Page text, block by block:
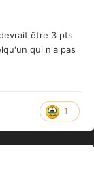
être 3 pts
qui n'a pas
1